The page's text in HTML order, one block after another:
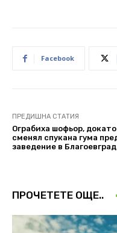
Facebook
ПРЕДИШНА СТАТИЯ
Ограбиха шофьор, докато
сменял спукана гума
заведение в Благоевград
ПРОЧЕТЕТЕ ОЩЕ..